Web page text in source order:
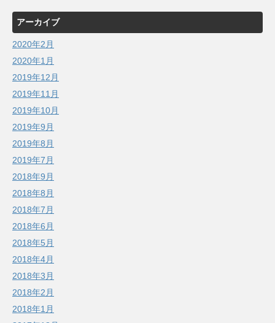
アーカイブ
2020年2月
2020年1月
2019年12月
2019年11月
2019年10月
2019年9月
2019年8月
2019年7月
2018年9月
2018年8月
2018年7月
2018年6月
2018年5月
2018年4月
2018年3月
2018年2月
2018年1月